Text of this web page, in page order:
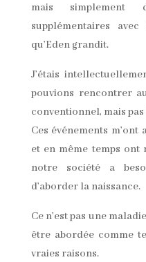
mais simplement
supplémentaires
qu’Eden grandit.
J’étais
pouvions rencontrer
conventionnel, mais
Ces événements
et en même temps
notre société a
d’aborder la naissance.
Ce n’est pas une
être abordée comme
vraies raisons.